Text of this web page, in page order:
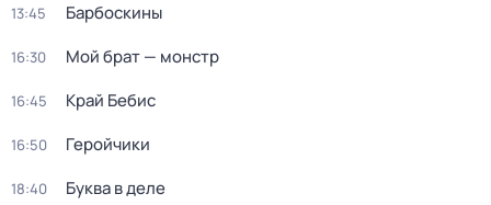
13:45 Барбоскины
16:30 Мой брат — монстр
16:45 Край Бебис
16:50 Геройчики
18:40 Буква в деле